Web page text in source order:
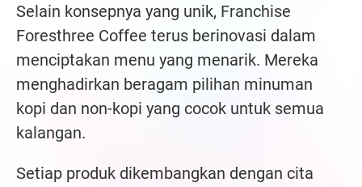
Selain konsepnya yang unik, Franchise
Foresthree Coffee terus berinovasi dalam
menciptakan menu yang menarik. Mereka
menghadirkan beragam pilihan minuman
kopi dan non-kopi yang cocok untuk semua
kalangan.
Setiap produk dikembangkan dengan cita